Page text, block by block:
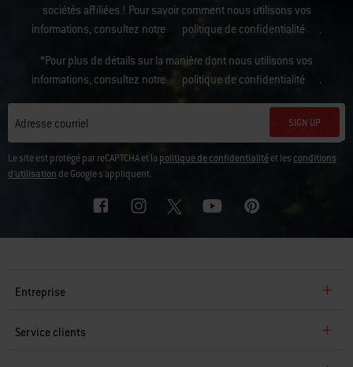
sociétés affiliées ! Pour savoir comment nous utilisons vos
informations, consultez notre
politique de confidentialité .
*Pour plus de détails sur la manière dont nous utilisons vos
informations, consultez notre
politique de confidentialité .
Adresse courriel SIGN UP
Le site est protégé par reCAPTCHA et la politique de confidentialitéet les conditions
d'utilisation de Google s'appliquent.
Entreprise
Service clients